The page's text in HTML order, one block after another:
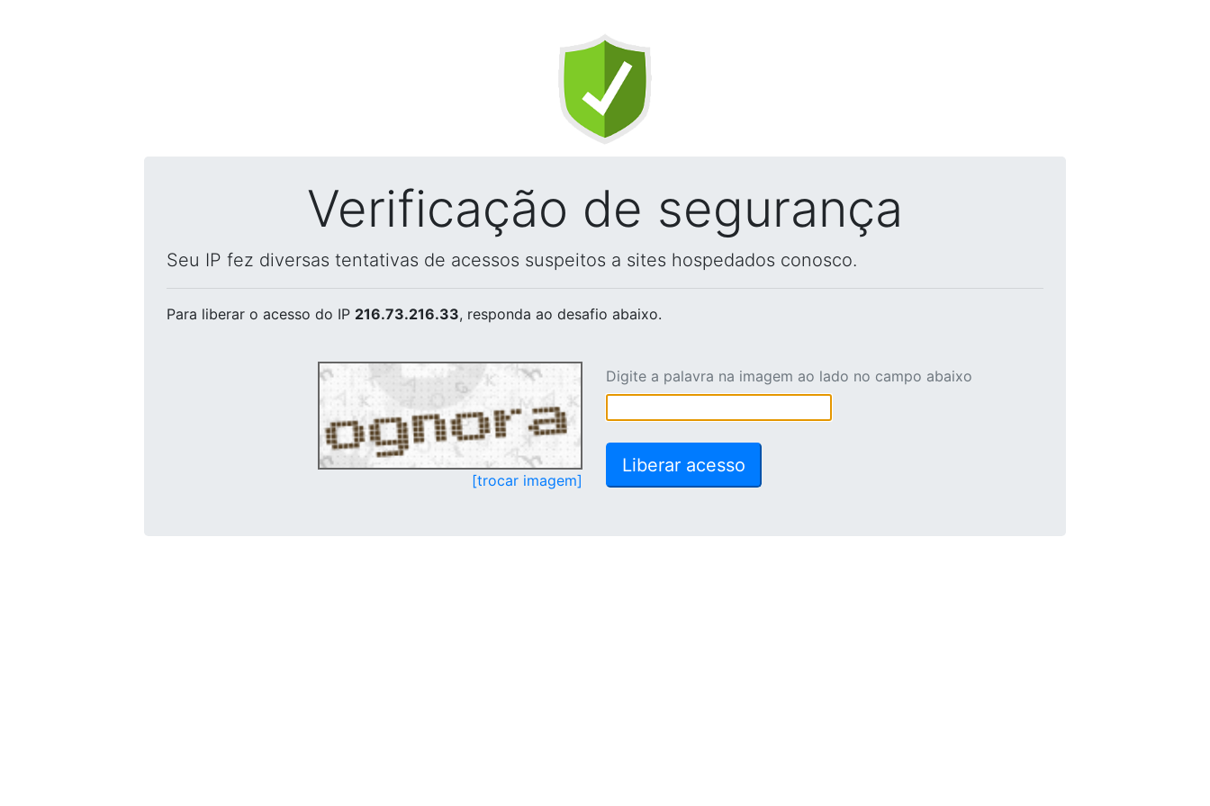
Verificação de segurança
Seu IP fez diversas tentativas de acessos suspeitos a sites hospedados conosco.
Para liberar o acesso do IP 216.73.216.33, responda ao desafio abaixo.
[trocar imagem]
Digite a palavra na imagem ao lado no campo abaixo